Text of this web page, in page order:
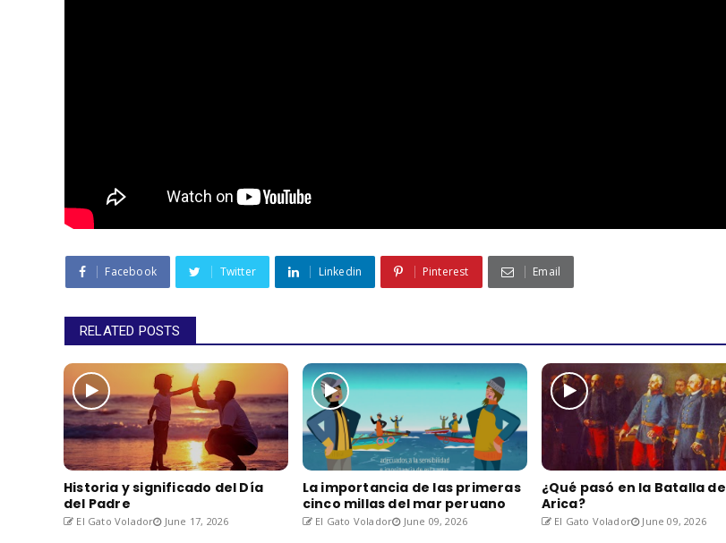
Facebook Twitter Linkedin Pinterest Email
RELATED POSTS
Historia y significado del Día
del Padre
El Gato Volador June 17, 2026
La importancia de las primeras
cinco millas del mar peruano
El Gato Volador June 09, 2026
¿Qué pasó en la Batalla de
Arica?
El Gato Volador June 09, 2026